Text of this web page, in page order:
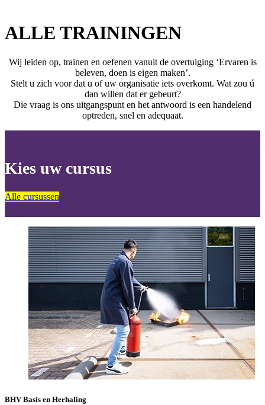
ALLE TRAININGEN
Wij leiden op, trainen en oefenen vanuit de overtuiging ‘Ervaren is
beleven, doen is eigen maken’.
Stelt u zich voor dat u of uw organisatie iets overkomt. Wat zou ú
dan willen dat er gebeurt?
Die vraag is ons uitgangspunt en het antwoord is een handelend
optreden, snel en adequaat.
Kies uw cursus
Alle cursussen
BHV Basis en Herhaling